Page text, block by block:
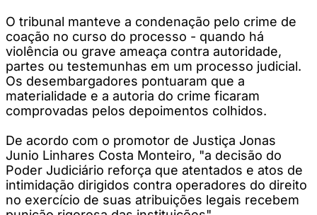
O tribunal manteve a condenação pelo crime de
coação no curso do processo - quando há
violência ou grave ameaça contra autoridade,
partes ou testemunhas em um processo judicial.
Os desembargadores pontuaram que a
materialidade e a autoria do crime ficaram
comprovadas pelos depoimentos colhidos.
De acordo com o promotor de Justiça Jonas
Junio Linhares Costa Monteiro, "a decisão do
Poder Judiciário reforça que atentados e atos de
intimidação dirigidos contra operadores do direito
no exercício de suas atribuições legais recebem